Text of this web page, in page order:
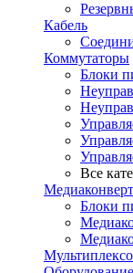
Кабель
Коммутаторы
Блоки
Все
Блоки